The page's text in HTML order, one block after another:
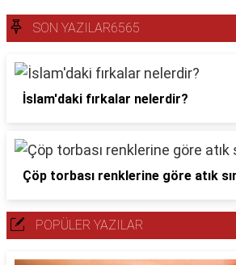
SON YAZILAR6565
İslam'daki fırkalar nelerdir?
Çöp torbası renklerine göre atık
POPÜLER YAZILAR